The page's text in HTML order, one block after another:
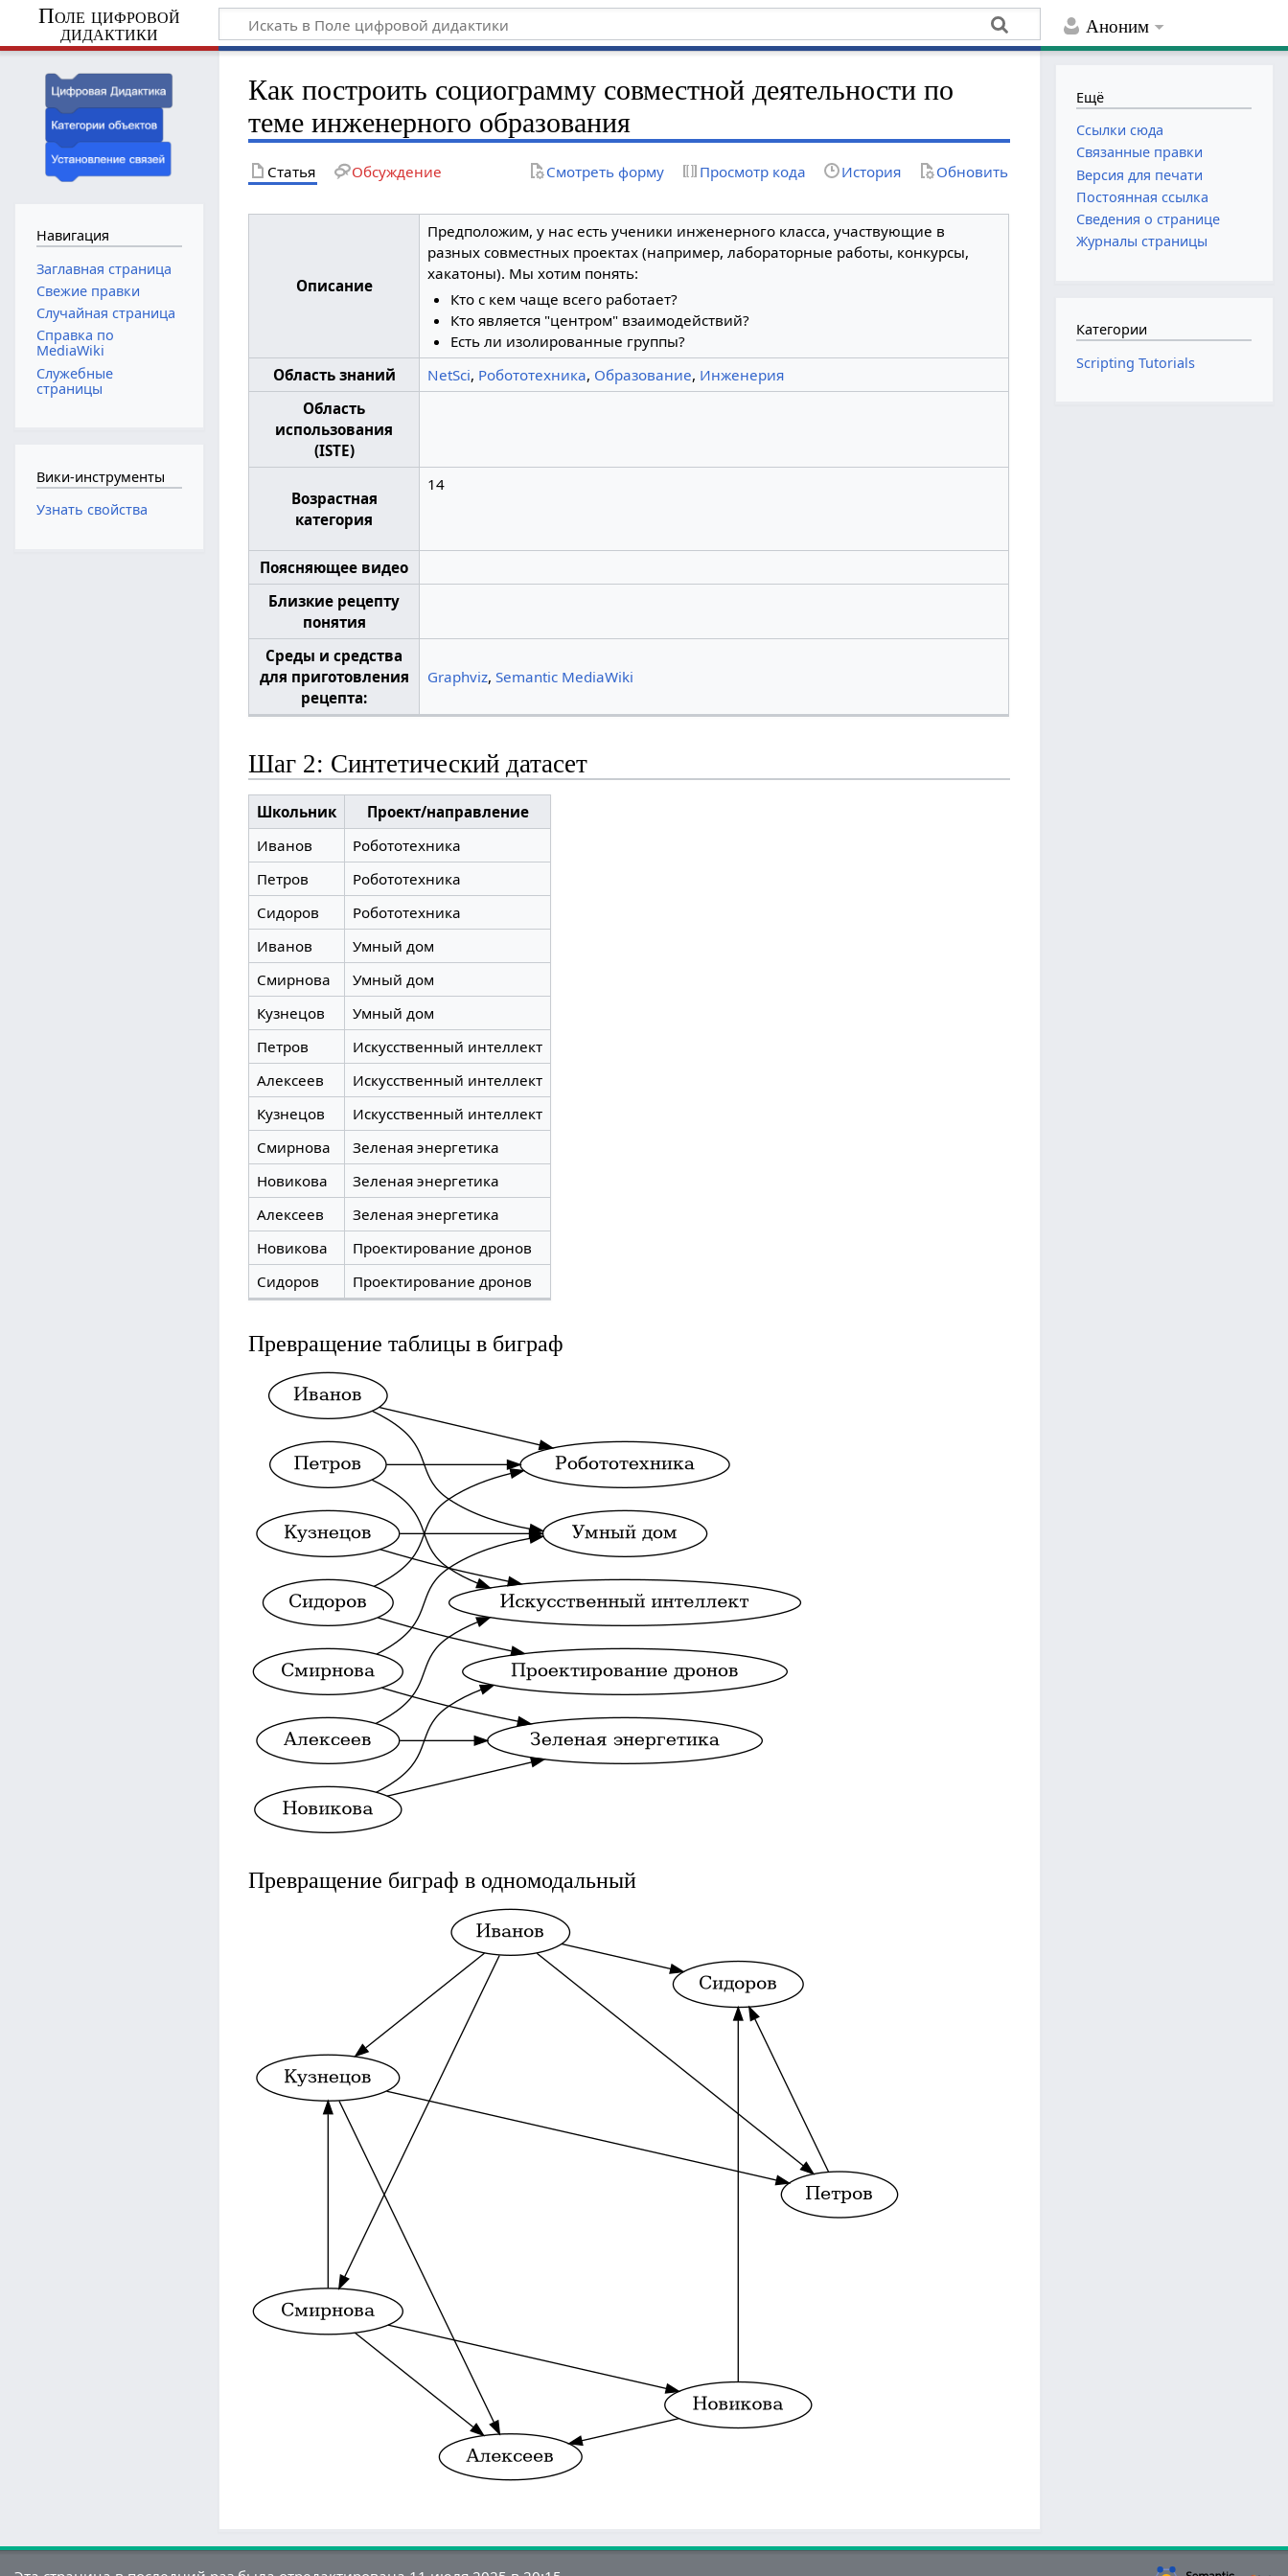
Аноним
Поле цифровой
дидактики
Как построить социограмму совместной деятельности по
теме инженерного образования
Статья Обсуждение Смотреть форму Просмотр кода История Обновить
Описание
Предположим, у нас есть ученики инженерного класса, участвующие в
разных совместных проектах (например, лабораторные работы, конкурсы,
хакатоны). Мы хотим понять:
Кто с кем чаще всего работает?
Кто является "центром" взаимодействий?
Есть ли изолированные группы?
Область знаний
NetSci, Робототехника, Образование, Инженерия
Область
использования
(ISTE)
Возрастная
категория
14
Поясняющее видео
Близкие рецепту
понятия
Среды и средства
для приготовления
рецепта:
Graphviz, Semantic MediaWiki
Шаг 2: Синтетический датасет
Школьник
Проект/направление
Иванов
Робототехника
Петров
Робототехника
Сидоров
Робототехника
Иванов
Умный дом
Смирнова
Умный дом
Кузнецов
Умный дом
Петров
Искусственный интеллект
Алексеев
Искусственный интеллект
Кузнецов
Искусственный интеллект
Смирнова
Зеленая энергетика
Новикова
Зеленая энергетика
Алексеев
Зеленая энергетика
Новикова
Проектирование дронов
Сидоров
Проектирование дронов
Превращение таблицы в биграф
Превращение биграф в одномодальный
Навигация
Заглавная страница
Свежие правки
Случайная страница
Справка по
MediaWiki
Служебные
страницы
Вики-инструменты
Узнать свойства
Ещё
Ссылки сюда
Связанные правки
Версия для печати
Постоянная ссылка
Сведения о странице
Журналы страницы
Категории
Scripting Tutorials